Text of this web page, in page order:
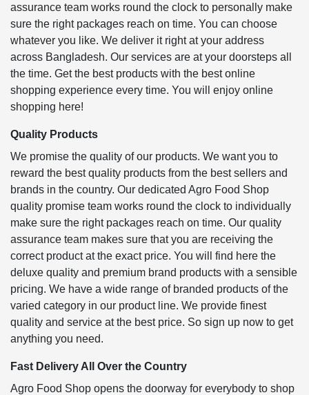
assurance team works round the clock to personally make
sure the right packages reach on time. You can choose
whatever you like. We deliver it right at your address
across Bangladesh. Our services are at your doorsteps all
the time. Get the best products with the best online
shopping experience every time. You will enjoy online
shopping here!
Quality Products
We promise the quality of our products. We want you to
reward the best quality products from the best sellers and
brands in the country. Our dedicated Agro Food Shop
quality promise team works round the clock to individually
make sure the right packages reach on time. Our quality
assurance team makes sure that you are receiving the
correct product at the exact price. You will find here the
deluxe quality and premium brand products with a sensible
pricing. We have a wide range of branded products of the
varied category in our product line. We provide finest
quality and service at the best price. So sign up now to get
anything you need.
Fast Delivery All Over the Country
Agro Food Shop opens the doorway for everybody to shop